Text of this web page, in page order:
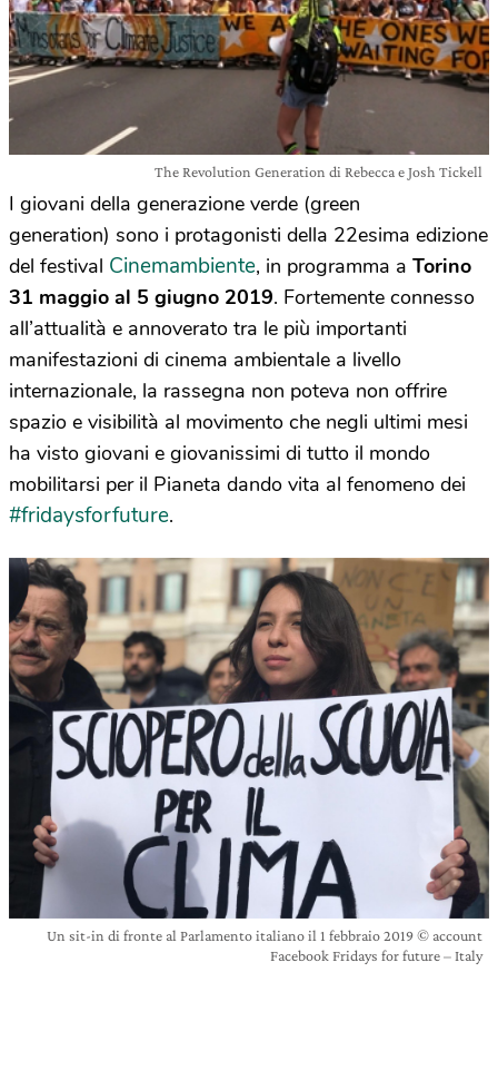
The Revolution Generation di Rebecca e Josh Tickell
I giovani della generazione verde (green
generation) sono i protagonisti della 22esima edizione
del festival Cinemambiente, in programma a Torino
31 maggio al 5 giugno 2019. Fortemente connesso
all’attualità e annoverato tra le più importanti
manifestazioni di cinema ambientale a livello
internazionale, la rassegna non poteva non offrire
spazio e visibilità al movimento che negli ultimi mesi
ha visto giovani e giovanissimi di tutto il mondo
mobilitarsi per il Pianeta dando vita al fenomeno dei
#fridaysforfuture.
Un sit-in di fronte al Parlamento italiano il 1 febbraio 2019 © account
Facebook Fridays for future – Italy